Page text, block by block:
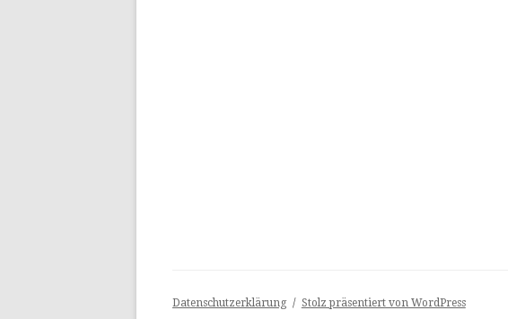
Datenschutzerklärung Stolz präsentiert von WordPress